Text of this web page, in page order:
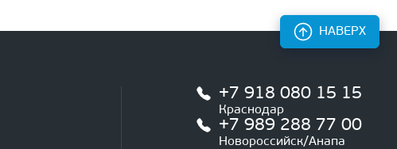
+7 918 080 15 15
Краснодар
+7 989 288 77 00
Новороссийск/Анапа
НАВЕРХ